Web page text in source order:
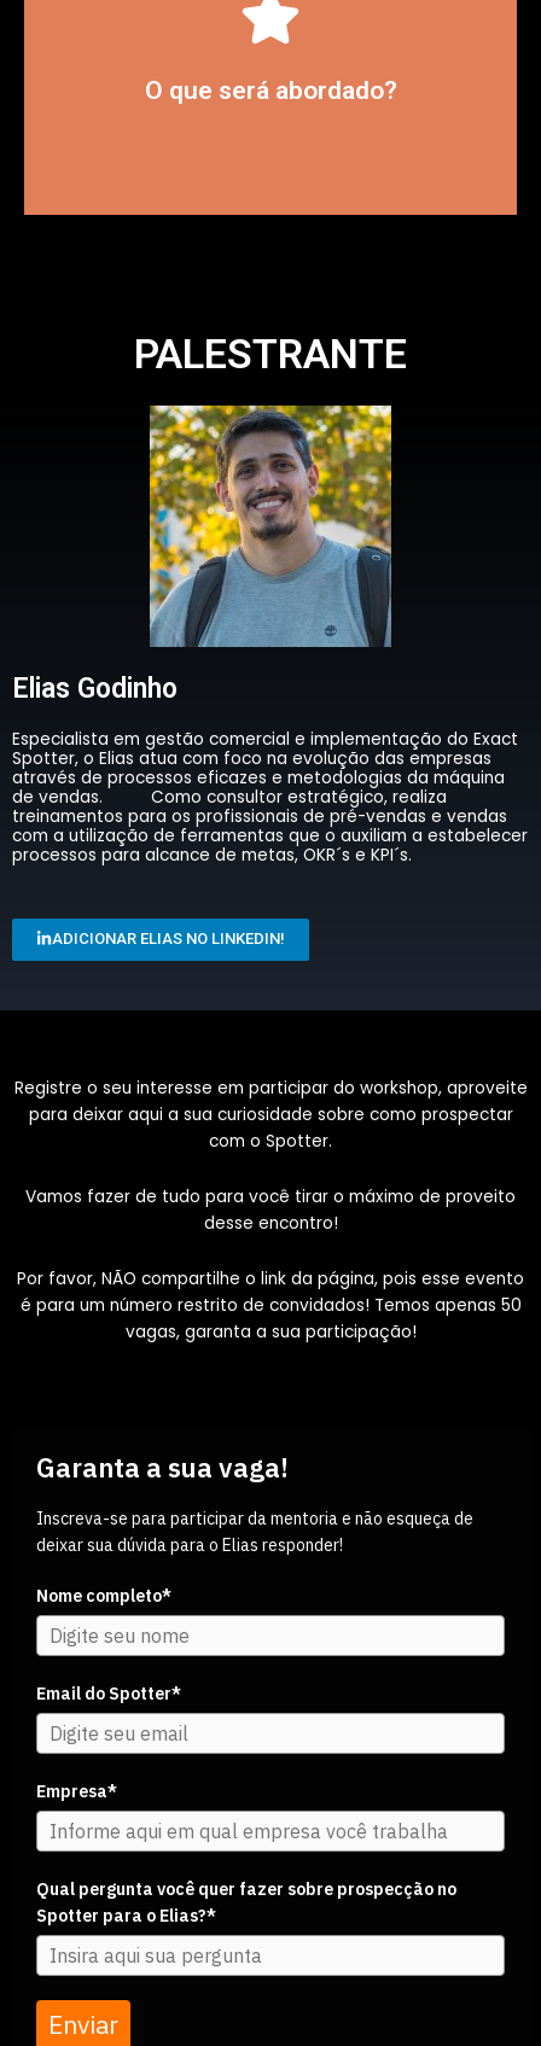
O que será abordado?
Prospecção no olhar da Gestão
PALESTRANTE
Elias Godinho
Especialista em gestão comercial e implementação do Exact
Spotter, o Elias atua com foco na evolução das empresas
através de processos eficazes e metodologias da máquina
de vendas. Como consultor estratégico, realiza
treinamentos para os profissionais de pré-vendas e vendas
com a utilização de ferramentas que o auxiliam a estabelecer
processos para alcance de metas, OKR´s e KPI´s.
ADICIONAR ELIAS NO LINKEDIN!
Registre o seu interesse em participar do workshop, aproveite
para deixar aqui a sua curiosidade sobre como prospectar
com o Spotter.
Vamos fazer de tudo para você tirar o máximo de proveito
desse encontro!
Por favor, NÃO compartilhe o link da página, pois esse evento
é para um número restrito de convidados! Temos apenas 50
vagas, garanta a sua participação!
Garanta a sua vaga!
Inscreva-se para participar da mentoria e não esqueça de
deixar sua dúvida para o Elias responder!
Nome completo*
Email do Spotter*
Empresa*
Qual pergunta você quer fazer sobre prospecção no
Spotter para o Elias?*
Enviar